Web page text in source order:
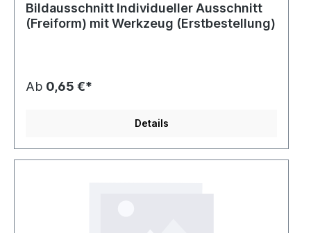
Bildausschnitt Individueller Ausschnitt
(Freiform) mit Werkzeug (Erstbestellung)
Ab 0,65 €*
Details